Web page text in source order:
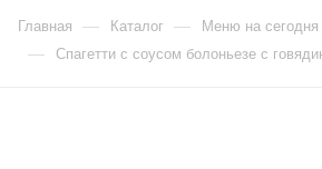
Главная — Каталог — Меню на сегодня
— Спагетти с соусом болоньезе с